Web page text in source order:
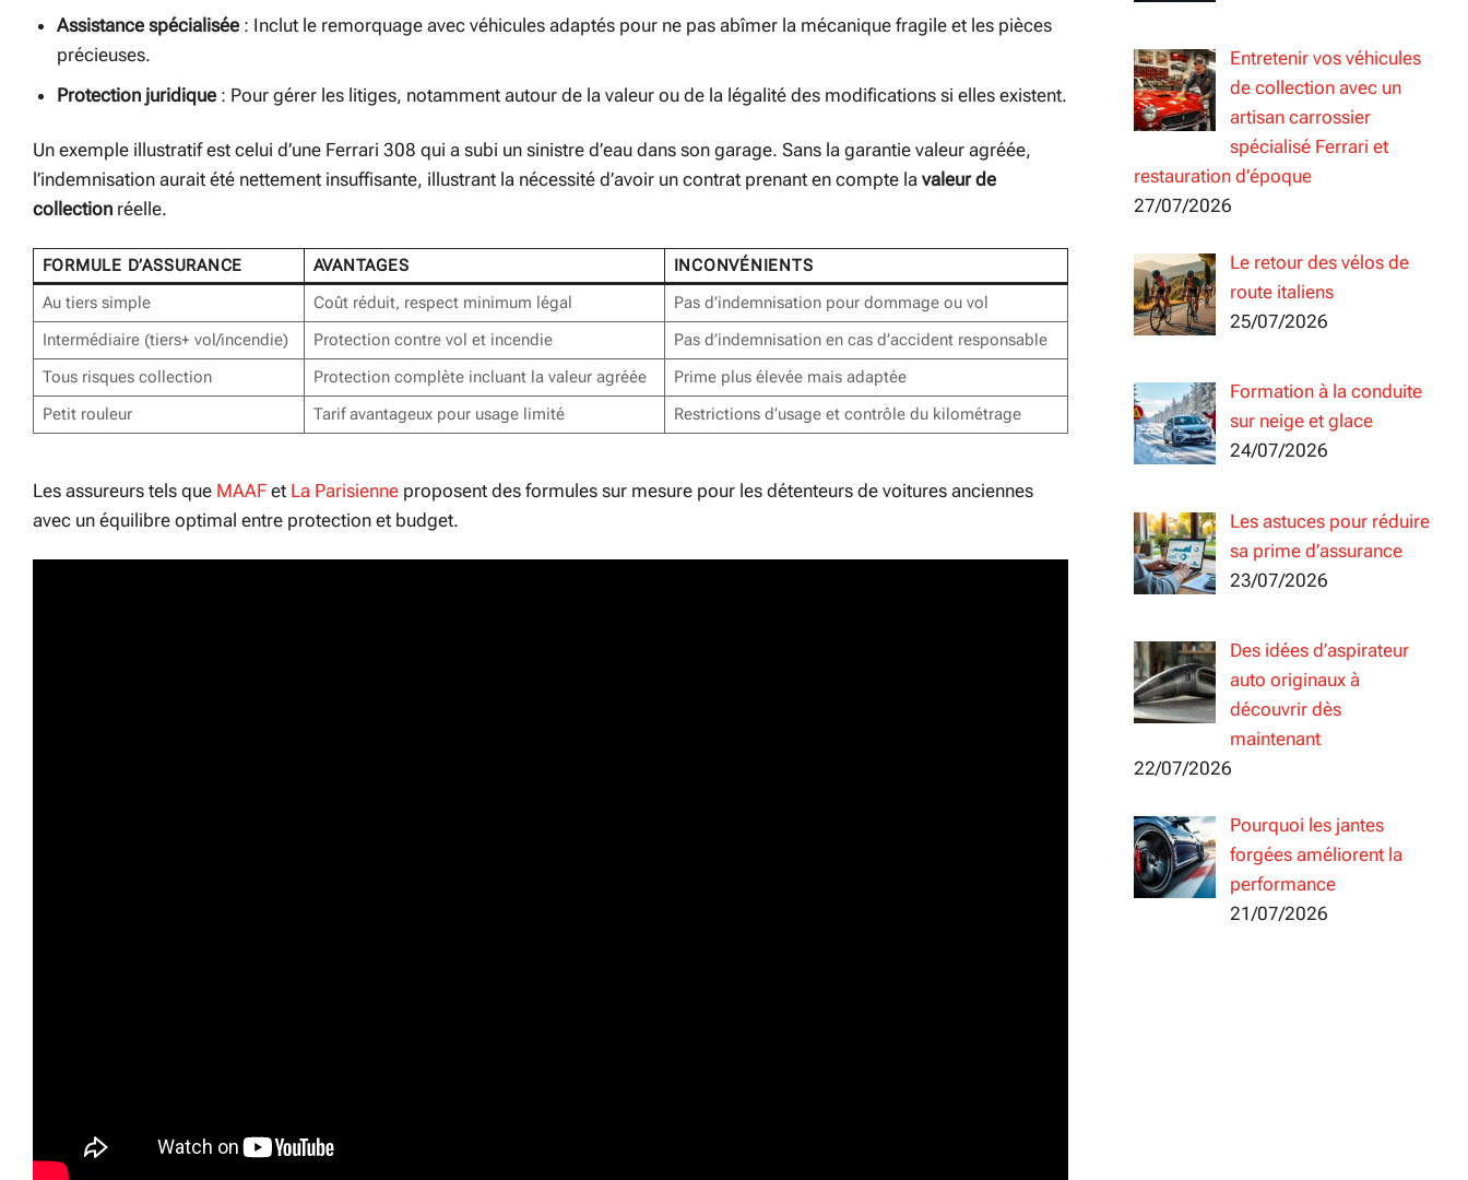
Assistance spécialisée : Inclut le remorquage avec véhicules adaptés pour ne pas abîmer la mécanique fragile et les pièces
précieuses.
Protection juridique : Pour gérer les litiges, notamment autour de la valeur ou de la légalité des modifications si elles existent.
Un exemple illustratif est celui d’une Ferrari 308 qui a subi un sinistre d’eau dans son garage. Sans la garantie valeur agréée,
l’indemnisation aurait été nettement insuffisante, illustrant la nécessité d’avoir un contrat prenant en compte la valeur de
collection réelle.
FORMULE D’ASSURANCE AVANTAGES
INCONVÉNIENTS
Au tiers simple
Coût réduit, respect minimum légal
Pas d’indemnisation pour dommage ou vol
Intermédiaire (tiers+ vol/incendie)
Protection contre vol et incendie
Pas d’indemnisation en cas d’accident responsable
Tous risques collection
Protection complète incluant la valeur agréée
Prime plus élevée mais adaptée
Petit rouleur
Tarif avantageux pour usage limité Restrictions d’usage et contrôle du kilométrage
Les assureurs tels que MAAF et La Parisienne proposent des formules sur mesure pour les détenteurs de voitures anciennes
avec un équilibre optimal entre protection et budget.
Entretenir vos véhicules
de collection avec un
artisan carrossier
spécialisé Ferrari et
restauration d’époque
27/07/2026
Le retour des vélos de
route italiens
25/07/2026
Formation à la conduite
sur neige et glace
24/07/2026
Les astuces pour réduire
sa prime d’assurance
23/07/2026
Des idées d’aspirateur
auto originaux à
découvrir dès
maintenant
22/07/2026
Pourquoi les jantes
forgées améliorent la
performance
21/07/2026